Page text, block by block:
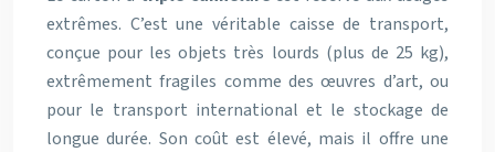
extrêmes. C’est une véritable caisse de transport,
conçue pour les objets très lourds (plus de 25 kg),
extrêmement fragiles comme des œuvres d’art, ou
pour le transport international et le stockage de
longue durée. Son coût est élevé, mais il offre une